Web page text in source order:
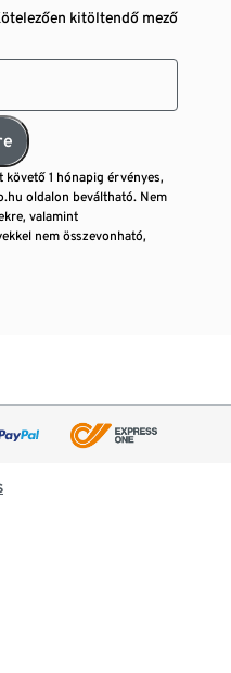
kitöltendő mező
követő 1 hónapig érvényes,
oldalon beváltható. Nem
valamint
nem összevonható,